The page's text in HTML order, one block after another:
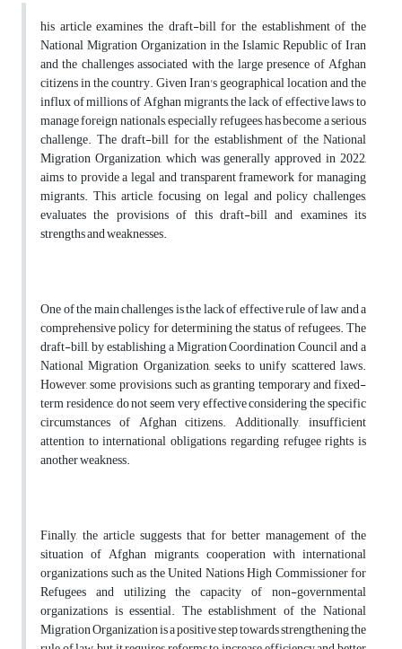
his article examines the draft-bill for the establishment of the
National Migration Organization in the Islamic Republic of Iran
and the challenges associated with the large presence of Afghan
citizens in the country. Given Iran's geographical location and the
influx of millions of Afghan migrants, the lack of effective laws to
manage foreign nationals, especially refugees, has become a serious
challenge. The draft-bill for the establishment of the National
Migration Organization, which was generally approved in 2022,
aims to provide a legal and transparent framework for managing
migrants. This article, focusing on legal and policy challenges,
evaluates the provisions of this draft-bill and examines its
strengths and weaknesses.
One of the main challenges is the lack of effective rule of law and a
comprehensive policy for determining the status of refugees. The
draft-bill, by establishing a Migration Coordination Council and a
National Migration Organization, seeks to unify scattered laws.
However, some provisions, such as granting temporary and fixed-
term residence, do not seem very effective considering the specific
circumstances of Afghan citizens. Additionally, insufficient
attention to international obligations regarding refugee rights is
another weakness.
Finally, the article suggests that for better management of the
situation of Afghan migrants, cooperation with international
organizations such as the United Nations High Commissioner for
Refugees and utilizing the capacity of non-governmental
organizations is essential. The establishment of the National
Migration Organization is a positive step towards strengthening the